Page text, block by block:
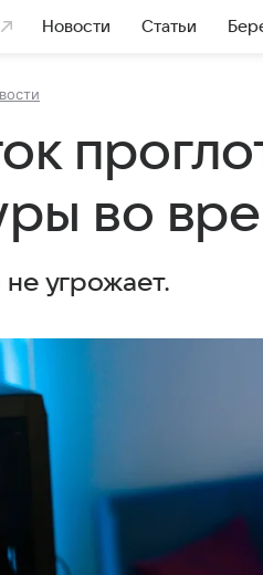
Новости Статьи
во
не угрожает.